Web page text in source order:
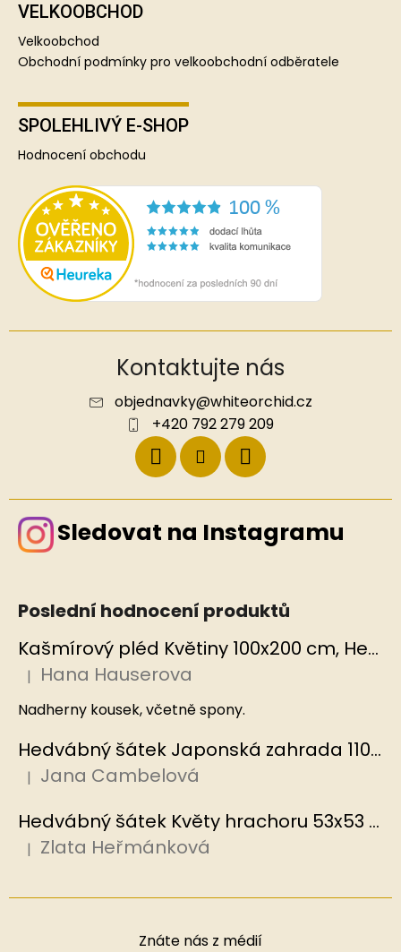
VELKOOBCHOD
Velkoobchod
Obchodní podmínky pro velkoobchodní odběratele
SPOLEHLIVÝ E-SHOP
Hodnocení obchodu
Kontaktujte nás
objednavky@whiteorchid.cz
+420 792 279 209
Sledovat na Instagramu
Poslední hodnocení produktů
Kašmírový pléd Květiny 100x200 cm, Hedvábný svět
Hodnocení produktu je 5 z 5 hvězdiček.
| Hana Hauserova
Nadherny kousek, včetně spony.
Hedvábný šátek Japonská zahrada 110x110 cm v dárkovém balení, HEDVÁBNÝ SVĚT
Hodnocení produktu je 5 z 5 hvězdiček.
| Jana Cambelová
Hedvábný šátek Květy hrachoru 53x53 cm v dárkovém balení, HEDVÁBNÝ SVĚT
Hodnocení produktu je 5 z 5 hvězdiček.
| Zlata Heřmánková
Znáte nás z médií